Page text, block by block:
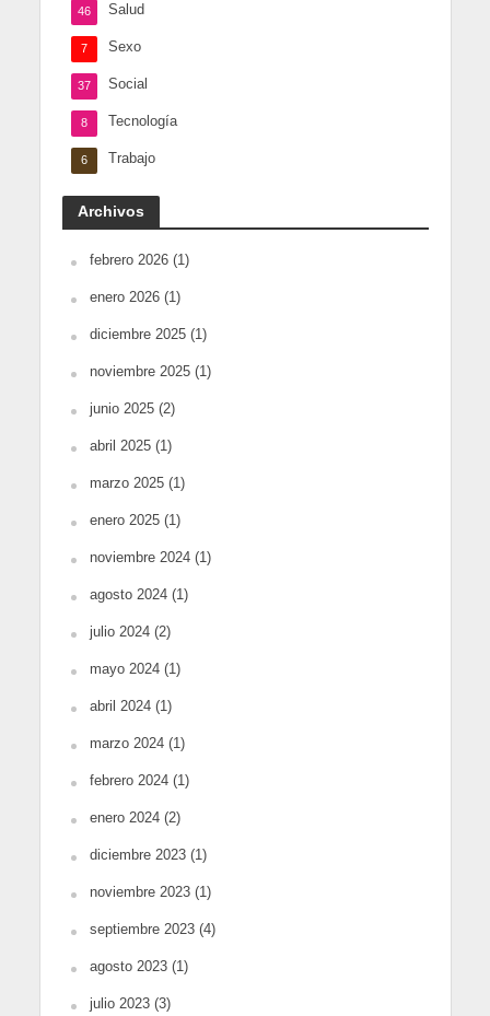
Salud
46
Sexo
7
Social
37
Tecnología
8
Trabajo
6
Archivos
febrero 2026(1)
enero 2026(1)
diciembre 2025(1)
noviembre 2025(1)
junio 2025(2)
abril 2025(1)
marzo 2025(1)
enero 2025(1)
noviembre 2024(1)
agosto 2024(1)
julio 2024(2)
mayo 2024(1)
abril 2024(1)
marzo 2024(1)
febrero 2024(1)
enero 2024(2)
diciembre 2023(1)
noviembre 2023(1)
septiembre 2023(4)
agosto 2023(1)
julio 2023(3)